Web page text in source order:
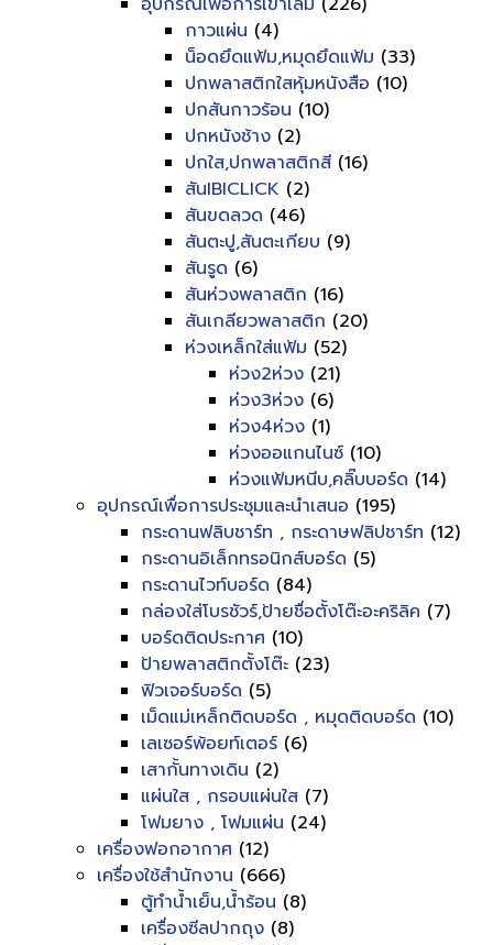
กาวแผ่น (4)
น็อดยึดแฟ้ม,หมุดยึดแฟ้ม (33)
ปกพลาสติกใสหุ้มหนังสือ (10)
ปกสันกาวร้อน (10)
ปกหนังช้าง (2)
ปกใส,ปกพลาสติกสี (16)
สันIBICLICK (2)
สันขดลวด (46)
สันตะปู,สันตะเกียบ (9)
สันรูด (6)
สันห่วงพลาสติก (16)
สันเกลียวพลาสติก (20)
ห่วงเหล็กใส่แฟ้ม (52)
ห่วง2ห่วง (21)
ห่วง3ห่วง (6)
ห่วง4ห่วง (1)
ห่วงออแกนไนซ์ (10)
ห่วงแฟ้มหนีบ,คลิ๊บบอร์ด (14)
อุปกรณ์เพื่อการประชุมและนำเสนอ (195)
กระดานฟลิบชาร์ท , กระดาษฟลิปชาร์ท (12)
กระดานอิเล็กทรอนิกส์บอร์ด (5)
กระดานไวท์บอร์ด (84)
กล่องใส่โบรชัวร์,ป้ายชื่อตั้งโต๊ะอะคริลิค (7)
บอร์ดติดประกาศ (10)
ป้ายพลาสติกตั้งโต๊ะ (23)
ฟิวเจอร์บอร์ด (5)
เม็ดแม่เหล็กติดบอร์ด , หมุดติดบอร์ด (10)
เลเซอร์พ้อยท์เตอร์ (6)
เสากั้นทางเดิน (2)
แผ่นใส , กรอบแผ่นใส (7)
โฟมยาง , โฟมแผ่น (24)
เครื่องฟอกอากาศ (12)
เครื่องใช้สำนักงาน (666)
ตู้ทำน้ำเย็น,น้ำร้อน (8)
เครื่องซีลปากถุง (8)